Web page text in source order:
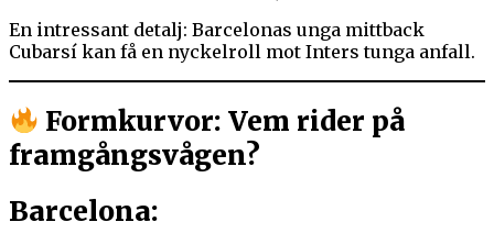
En intressant detalj: Barcelonas unga mittback
Cubarsí kan få en nyckelroll mot Inters tunga anfall.
Formkurvor: Vem rider på
framgångsvågen?
Barcelona: